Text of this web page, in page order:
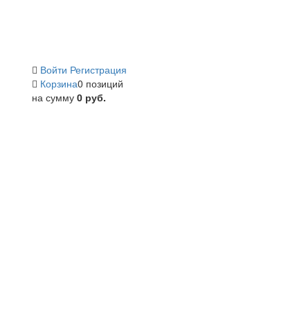
Войти Регистрация
Корзина0 позиций
на сумму 0 руб.